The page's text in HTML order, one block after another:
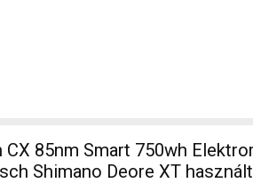
Smart 750wh Elektromos
Shimano Deore XT használt